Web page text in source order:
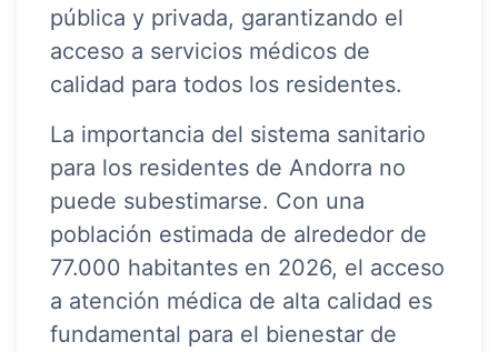
pública y privada, garantizando el
acceso a servicios médicos de
calidad para todos los residentes.
La importancia del sistema sanitario
para los residentes de Andorra no
puede subestimarse. Con una
población estimada de alrededor de
77.000 habitantes en 2026, el acceso
a atención médica de alta calidad es
fundamental para el bienestar de